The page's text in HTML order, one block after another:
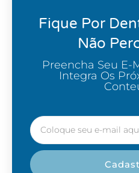
Fique Por
Não
Preencha Seu E-
Integra Os